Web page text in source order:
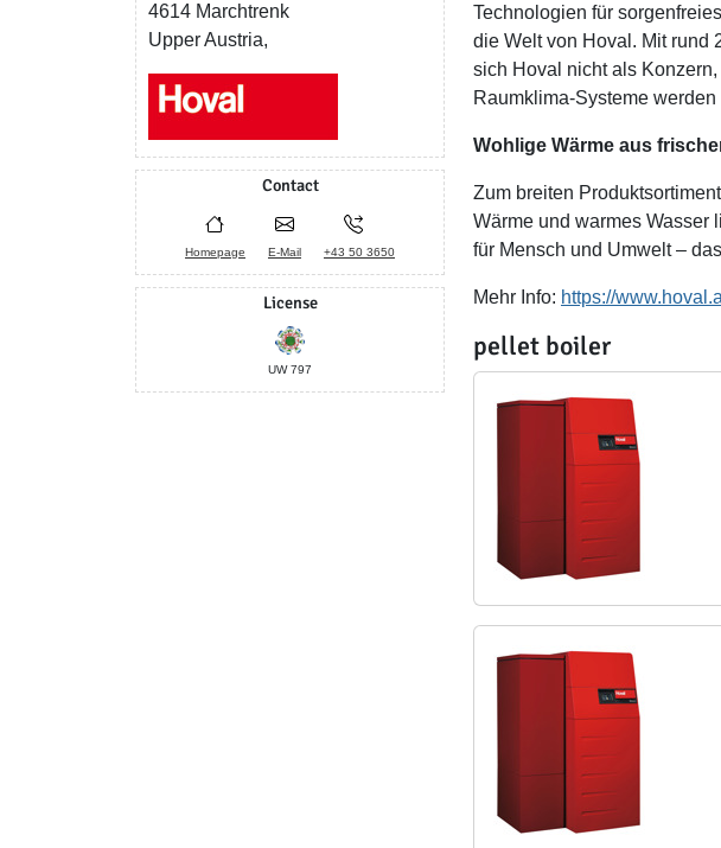
4614 Marchtrenk
Upper Austria,
Contact
Homepage E-Mail +43 50 3650
License
UW 797
Technologien für
die Welt von Hoval. Mit rund
sich Hoval nicht als
Raumklima-Systeme
Wohlige Wärme aus
Zum breiten
Wärme und warmes Wasser
für Mensch und Umwelt –
Mehr Info: https://
pellet boiler